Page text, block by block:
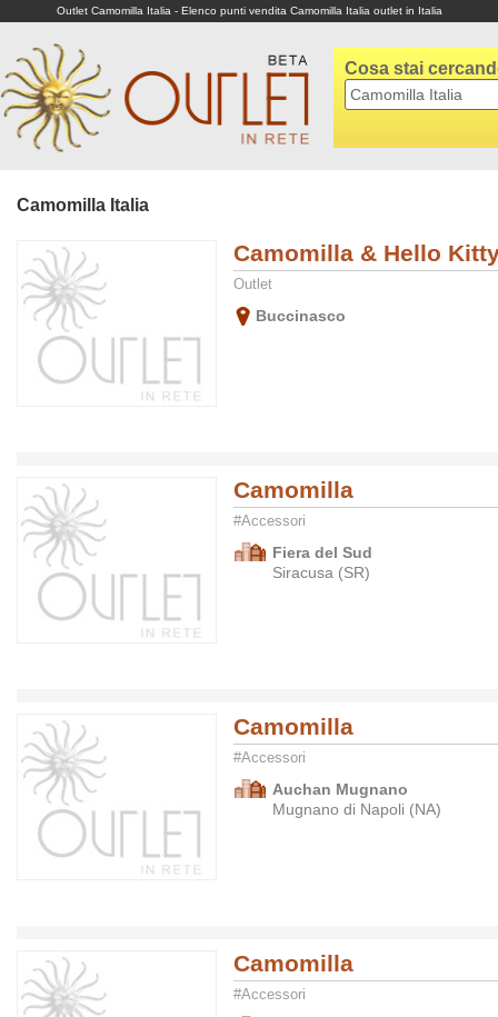
Outlet Camomilla Italia - Elenco punti vendita Camomilla Italia outlet in Italia
Cosa stai
Camomilla Italia
Camomilla & Hello
Outlet
Buccinasco
Camomilla
#Accessori
Fiera del Sud
Siracusa (SR)
Camomilla
#Accessori
Auchan Mugnano
Mugnano di Napoli (NA)
Camomilla
#Accessori